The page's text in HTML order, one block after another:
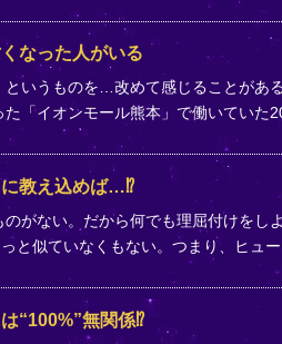
なった人がいる
というものを…改めて感じることがあ
「イオンモール熊本」で働いていた
に教え込めば…⁉
がない。だから何でも理屈付けをし
と似ていなくもない。つまり、ヒュー
“100%”無関係⁉